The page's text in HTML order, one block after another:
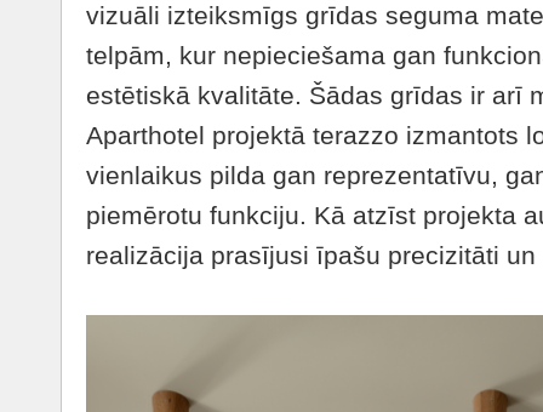
vizuāli izteiksmīgs grīdas seguma
telpām, kur nepieciešama gan
estētiskā kvalitāte. Šādas grīdas ir arī
Aparthotel projektā terazzo izmantots
vienlaikus pilda gan reprezentatīvu,
piemērotu funkciju. Kā atzīst projekta
realizācija prasījusi īpašu precizitāti